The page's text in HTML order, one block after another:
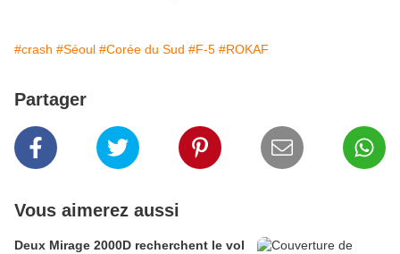
#crash #Séoul #Corée du Sud #F-5 #ROKAF
Partager
Vous aimerez aussi
Deux Mirage 2000D recherchent le vol